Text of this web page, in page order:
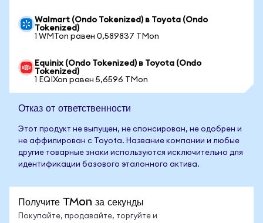
Walmart (Ondo Tokenized) в Toyota (Ondo
Tokenized)
1 WMTon равен 0,589837 TMon
Equinix (Ondo Tokenized) в Toyota (Ondo
Tokenized)
1 EQIXon равен 5,6596 TMon
Отказ от ответственности
Этот продукт не выпущен, не спонсирован, не одобрен и
не аффилирован с Toyota. Название компании и любые
другие товарные знаки используются исключительно для
идентификации базового эталонного актива.
Получите TMon за секунды
Покупайте, продавайте, торгуйте и